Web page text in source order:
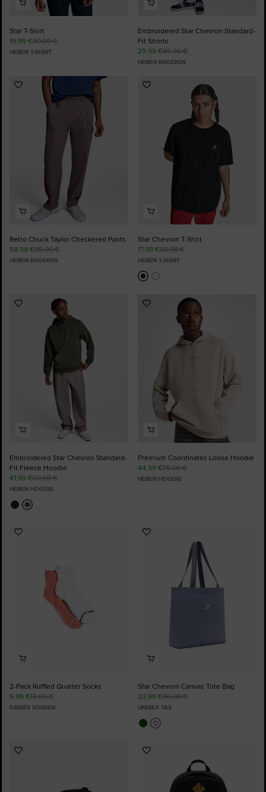
Star T-Shirt
19,99 €30,00 €
HEREN T-SHIRT
Embroidered Star Chevron Standard-
Fit Shorts
29,99 €45,00 €
HEREN BROEKEN
Voeg
favorieten
Retro Chuck Taylor Checkered Pants
58,99 €85,00 €
HEREN BROEKEN
Voeg
Star Chevron T-Shirt
17,99 €30,00 €
HEREN T-SHIRT
Voeg
favorieten
Embroidered Star Chevron Standard-
Fit Fleece Hoodie
41,99 €60,00 €
HEREN HOODIE
Voeg
favorieten
Premium Coordinates Loose Hoodie
44,99 €75,00 €
HEREN HOODIE
Voeg
2-Pack Ruffled Quarter Socks
6,99 €12,00 €
DAMES SOKKEN
Voeg
Star Chevron Canvas Tote Bag
23,99 €40,00 €
UNISEX TAS
Voeg
Voeg
favorieten